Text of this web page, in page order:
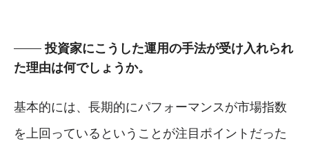
投資家にこうした運用の手法が受け入れられ
た理由は何でしょうか。
基本的には、長期的にパフォーマンスが市場指数
を上回っているということが注目ポイントだった